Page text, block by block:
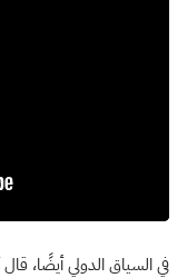
في السياق الدولي أيضًا،